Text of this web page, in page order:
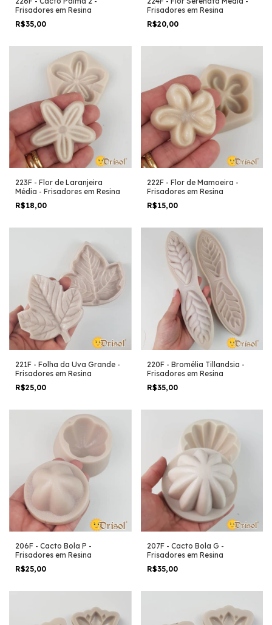
Frisadores em Resina
R$35,00
Frisadores em Resina
R$20,00
223F - Flor de Laranjeira
Média - Frisadores em Resina
R$18,00
222F - Flor de Mamoeira -
Frisadores em Resina
R$15,00
221F - Folha da Uva Grande -
Frisadores em Resina
R$25,00
220F - Bromélia Tillandsia -
Frisadores em Resina
R$35,00
206F - Cacto Bola P -
Frisadores em Resina
R$25,00
207F - Cacto Bola G -
Frisadores em Resina
R$35,00